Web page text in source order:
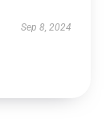
Sep 8, 2024